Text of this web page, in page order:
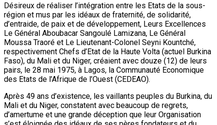
Désireux de réaliser l’intégration entre les Etats de la sous-
région et mus par les idéaux de fraternité, de solidarité,
d’entraide, de paix et de développement, Leurs Excellences
Le Général Aboubacar Sangoulé Lamizana, Le Général
Moussa Traoré et Le Lieutenant-Colonel Seyni Kountché,
respectivement Chefs d’Etat de la Haute Volta (actuel Burkina
Faso), du Mali et du Niger, créaient avec douze (12) de leurs
pairs, le 28 mai 1975, à Lagos, la Communauté Economique
des Etats de l’Afrique de l’Ouest (CEDEAO).
Après 49 ans d’existence, les vaillants peuples du Burkina, du
Mali et du Niger, constatent avec beaucoup de regrets,
d’amertume et une grande déception que leur Organisation